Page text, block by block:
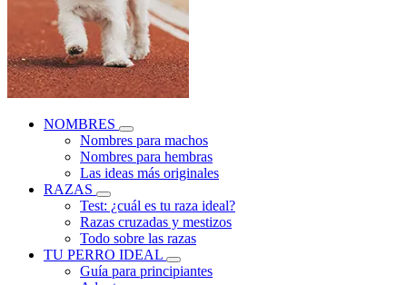
NOMBRES
Nombres para machos
Nombres para hembras
Las ideas más originales
RAZAS
Test: ¿cuál es tu raza ideal?
Razas cruzadas y mestizos
Todo sobre las razas
TU PERRO IDEAL
Guía para principiantes